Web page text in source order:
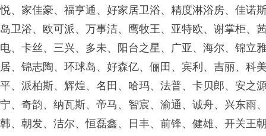
悦、家佳豪、福亨通、好家居卫浴、精度淋浴房、佳诺
岛卫浴、欧可派、万事洁、鹰牧王、亚特欧、谢掌柜、
电、卡丝、三兴、多未、阳台之星、广亚、海尔、锦立
居、锦志陶、环球岛、好森亿、俪田、宾利、吉丽、科
平、派柏斯、辉煌、名田、哈玛、法普、卡贝郎、安之
宁、奇韵、纳瓦斯、帝马、智宸、渝通、诚舟、兴东雨
韩、朝发、洁尔、恒磊鑫、日丰、前锋、健雄、开关